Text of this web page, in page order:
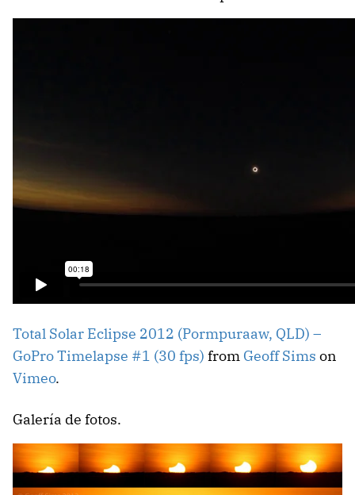
Total Solar Eclipse 2012 (Pormpuraaw, QLD) –
GoPro Timelapse #1 (30 fps) from Geoff Sims on
Vimeo.
Galería de fotos.